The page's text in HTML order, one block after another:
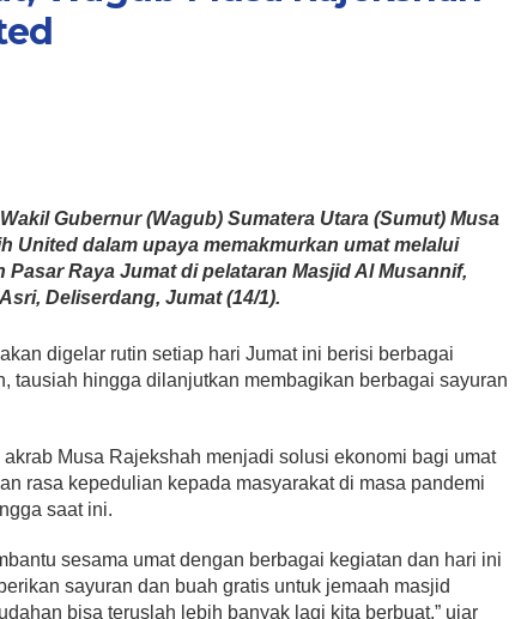
Gubernur (Wagub) Sumatera Utara (Sumut) Musa
United dalam upaya memakmurkan umat melalui
Raya Jumat di pelataran Masjid Al Musannif,
Deliserdang, Jumat (14/1).
digelar rutin setiap hari Jumat ini berisi berbagai
tausiah hingga dilanjutkan membagikan berbagai sayuran
Musa Rajekshah menjadi solusi ekonomi bagi umat
rasa kepedulian kepada masyarakat di masa pandemi
saat ini.
sesama umat dengan berbagai kegiatan dan hari ini
sayuran dan buah gratis untuk jemaah masjid
bisa teruslah lebih banyak lagi kita berbuat,” ujar